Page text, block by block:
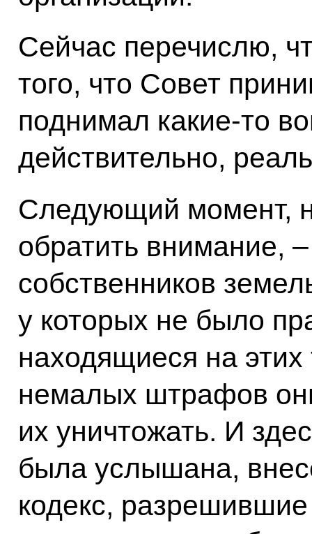
Сейчас перечислю,
того, что Совет
поднимал какие-то
действительно,
Следующий момент,
обратить внимание,
собственников
у которых не было
находящиеся на этих
немалых штрафов
их уничтожать. И
была услышана,
кодекс,